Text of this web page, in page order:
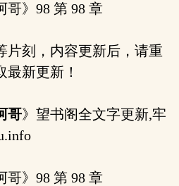
》98 第 98 章
刻，内容更新后，请重
新更新！
哥》望书阁全文字更新,牢
》98 第 98 章